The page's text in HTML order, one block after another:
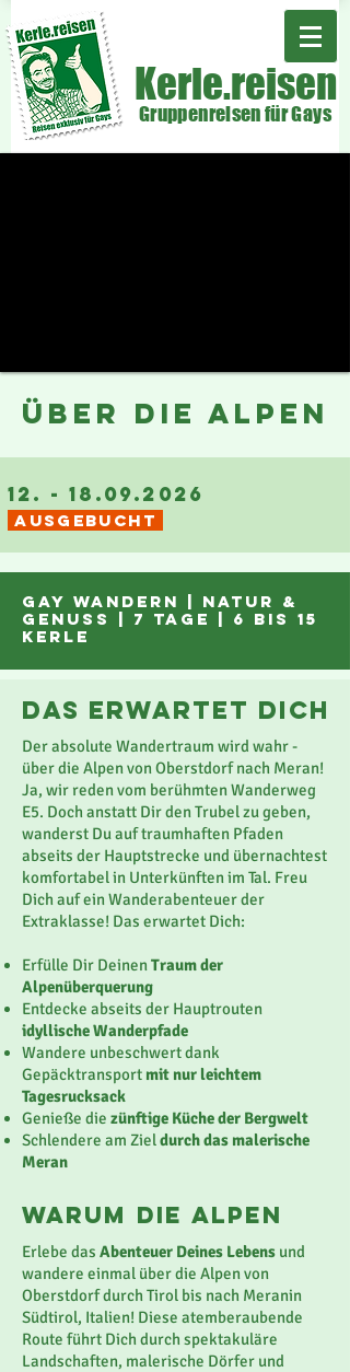
Kerle.reisen
Gruppenreisen für Gays
über die alpen
12. - 18.09.2026
AUSGEBUCHT
gay wandern | natur &
genuss | 7 tage | 6 bis 15
Kerle
das erwartet dich
Der absolute Wandertraum wird wahr -
über die Alpen von Oberstdorf nach Meran!
Ja, wir reden vom berühmten Wanderweg
E5. Doch anstatt Dir den Trubel zu geben,
wanderst Du auf traumhaften Pfaden
abseits der Hauptstrecke und übernachtest
komfortabel in Unterkünften im Tal. Freu
Dich auf ein Wanderabenteuer der
Extraklasse! Das erwartet Dich:
Erfülle Dir DeinenTraum der
Alpenüberquerung
Entdecke abseits der Hauptrouten
idyllische Wanderpfade
Wandere unbeschwert dank
Gepäcktransport mit nur leichtem
Tagesrucksack
Genieße die zünftige Küche der Bergwelt
Schlendere am Zieldurch das malerische
Meran
Warum die alpen
Erlebe das Abenteuer Deines Lebens und
wandere einmal über die Alpen von
Oberstdorf durch Tirol bis nach Meranin
Südtirol, Italien! Diese atemberaubende
Route führt Dich durch spektakuläre
Landschaften, malerische Dörfer und